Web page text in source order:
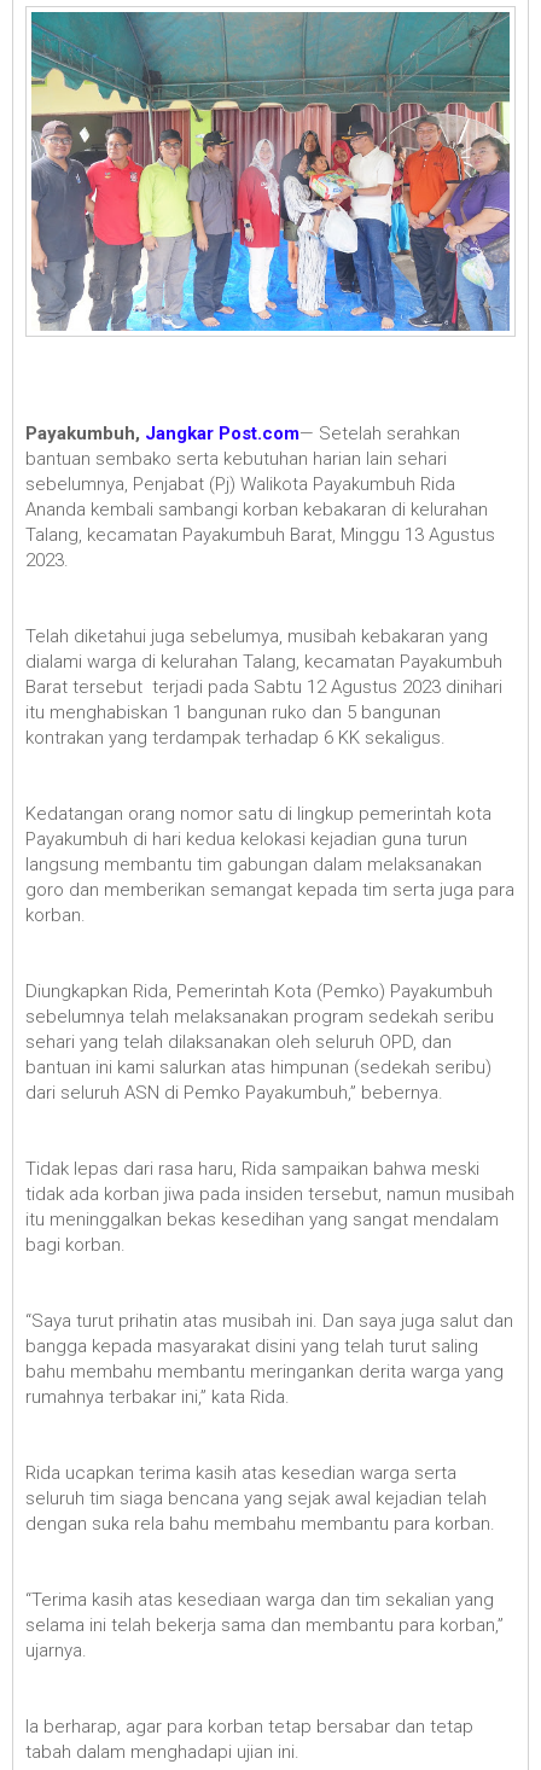
Payakumbuh, Jangkar Post.com— Setelah serahkan
bantuan sembako serta kebutuhan harian lain sehari
sebelumnya, Penjabat (Pj) Walikota Payakumbuh Rida
Ananda kembali sambangi korban kebakaran di kelurahan
Talang, kecamatan Payakumbuh Barat, Minggu 13 Agustus
2023.
Telah diketahui juga sebelumya, musibah kebakaran yang
dialami warga di kelurahan Talang, kecamatan Payakumbuh
Barat tersebut terjadi pada Sabtu 12 Agustus 2023 dinihari
itu menghabiskan 1 bangunan ruko dan 5 bangunan
kontrakan yang terdampak terhadap 6 KK sekaligus.
Kedatangan orang nomor satu di lingkup pemerintah kota
Payakumbuh di hari kedua kelokasi kejadian guna turun
langsung membantu tim gabungan dalam melaksanakan
goro dan memberikan semangat kepada tim serta juga para
korban.
Diungkapkan Rida, Pemerintah Kota (Pemko) Payakumbuh
sebelumnya telah melaksanakan program sedekah seribu
sehari yang telah dilaksanakan oleh seluruh OPD, dan
bantuan ini kami salurkan atas himpunan (sedekah seribu)
dari seluruh ASN di Pemko Payakumbuh,” bebernya.
Tidak lepas dari rasa haru, Rida sampaikan bahwa meski
tidak ada korban jiwa pada insiden tersebut, namun musibah
itu meninggalkan bekas kesedihan yang sangat mendalam
bagi korban.
“Saya turut prihatin atas musibah ini. Dan saya juga salut dan
bangga kepada masyarakat disini yang telah turut saling
bahu membahu membantu meringankan derita warga yang
rumahnya terbakar ini,” kata Rida.
Rida ucapkan terima kasih atas kesedian warga serta
seluruh tim siaga bencana yang sejak awal kejadian telah
dengan suka rela bahu membahu membantu para korban.
“Terima kasih atas kesediaan warga dan tim sekalian yang
selama ini telah bekerja sama dan membantu para korban,”
ujarnya.
Ia berharap, agar para korban tetap bersabar dan tetap
tabah dalam menghadapi ujian ini.